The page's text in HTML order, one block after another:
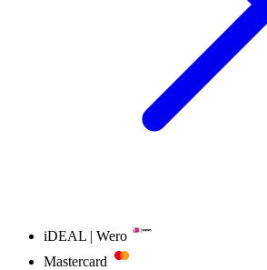
iDEAL | Wero
Mastercard